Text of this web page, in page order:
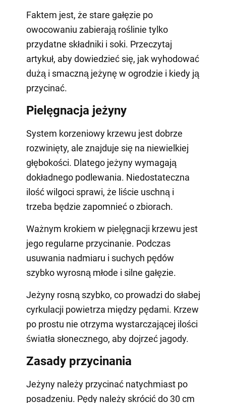
Faktem jest, że stare gałęzie po
owocowaniu zabierają roślinie tylko
przydatne składniki i soki. Przeczytaj
artykuł, aby dowiedzieć się, jak wyhodować
dużą i smaczną jeżynę w ogrodzie i kiedy ją
przycinać.
Pielęgnacja jeżyny
System korzeniowy krzewu jest dobrze
rozwinięty, ale znajduje się na niewielkiej
głębokości. Dlatego jeżyny wymagają
dokładnego podlewania. Niedostateczna
ilość wilgoci sprawi, że liście uschną i
trzeba będzie zapomnieć o zbiorach.
Ważnym krokiem w pielęgnacji krzewu jest
jego regularne przycinanie. Podczas
usuwania nadmiaru i suchych pędów
szybko wyrosną młode i silne gałęzie.
Jeżyny rosną szybko, co prowadzi do słabej
cyrkulacji powietrza między pędami. Krzew
po prostu nie otrzyma wystarczającej ilości
światła słonecznego, aby dojrzeć jagody.
Zasady przycinania
Jeżyny należy przycinać natychmiast po
posadzeniu. Pędy należy skrócić do 30 cm